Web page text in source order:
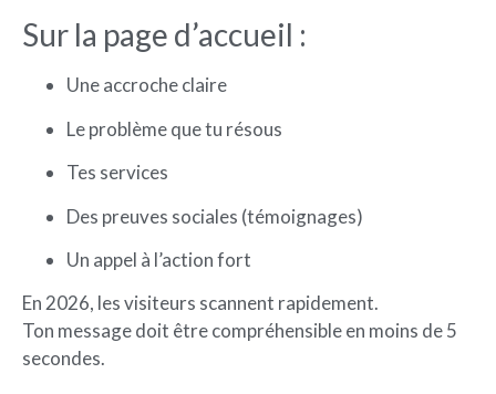
Sur la page d’accueil :
Une accroche claire
Le problème que tu résous
Tes services
Des preuves sociales (témoignages)
Un appel à l’action fort
En 2026, les visiteurs scannent rapidement.
Ton message doit être compréhensible en moins de 5
secondes.